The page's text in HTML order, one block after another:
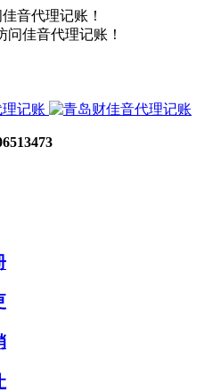
音代理记账！
问佳音代理记账！